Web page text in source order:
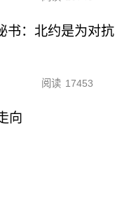
书：北约是为对抗
阅读 17453
向